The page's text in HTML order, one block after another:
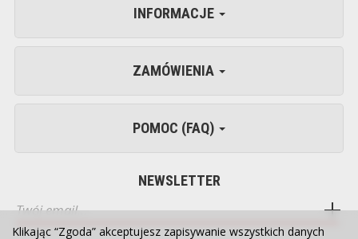
INFORMACJE
ZAMÓWIENIA
POMOC (FAQ)
NEWSLETTER
Klikając “Zgoda” akceptujesz zapisywanie wszystkich danych